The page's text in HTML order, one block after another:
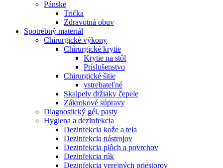
Pánske
Trička
Zdravotná obuv
Spotrebný materiál
Chirurgické výkony
Chirurgické krytie
Krytie na stôl
Príslušenstvo
Chirurgické šitie
vstrebateľné
Skalpely držiaky čepele
Zákrokové súpravy
Diagnostický gél, pasty
Hygiena a dezinfekcia
Dezinfekcia kože a tela
Dezinfekcia nástrojov
Dezinfekcia plôch a povrchov
Dezinfekcia rúk
Dezinfekcia verejných priestorov